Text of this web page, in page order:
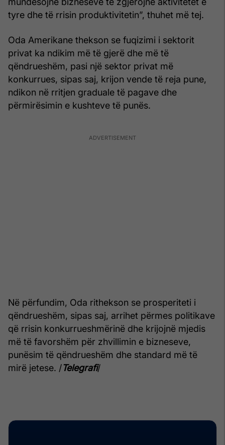
tyre dhe të rrisin produktivitetin”, thuhet më tej.
Oda Amerikane thekson se fuqizimi i sektorit
privat ka ndikim më të gjerë dhe më të
qëndrueshëm, pasi një sektor privat më
konkurrues, sipas saj, krijon vende të reja pune,
ndikon në rritjen graduale të pagave dhe
përmirësimin e kushteve të punës.
Në përfundim, Oda rithekson se prosperiteti i
qëndrueshëm, sipas saj, arrihet përmes politikave
që rrisin konkurrueshmërinë dhe krijojnë mjedis
më të favorshëm për zhvillimin e bizneseve,
punësim të qëndrueshëm dhe standard më të
mirë jetese. /Telegrafi/